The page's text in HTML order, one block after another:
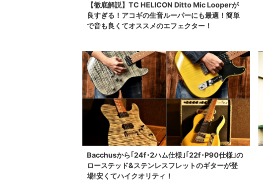
【徹底解説】TC HELICON Ditto Mic Looperが
良すぎる！アコギの生音ルーパーにも最適！簡単
で音も良くてオススメのエフェクター！
Bacchusから｢24f･2ハム仕様｣｢22f･P90仕様｣の
ローステッド&ステンレスフレットのギターが登
場!安くてハイクオリティ！